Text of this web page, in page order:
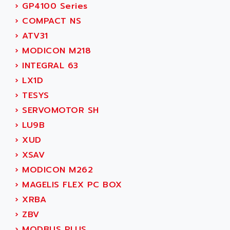
SINUMERIK 810
PREMIUM
PREVENTA
TWIDO
NANO
PCMCIA CARD
TFTX
SIMATIC S7-300
TDM
DIAX 2
TVM
KDV
KVR
SERVO DRIVE
ACTIA
ACTIOMTECH
ACTION PAK
ACTIVA MULLER
ACTIVE HUB
ACTIVIB
ACTRONIC
ACU-RITE
ACU-TIME
ACX ADAP TORR
ADA
ADAC
ADAFRUIT
ADAM
› GP4100 Series
› COMPACT NS
› ATV31
› MODICON M218
› INTEGRAL 63
› LX1D
› TESYS
› SERVOMOTOR SH
› LU9B
› XUD
› XSAV
› MODICON M262
› MAGELIS FLEX PC BOX
› XRBA
› ZBV